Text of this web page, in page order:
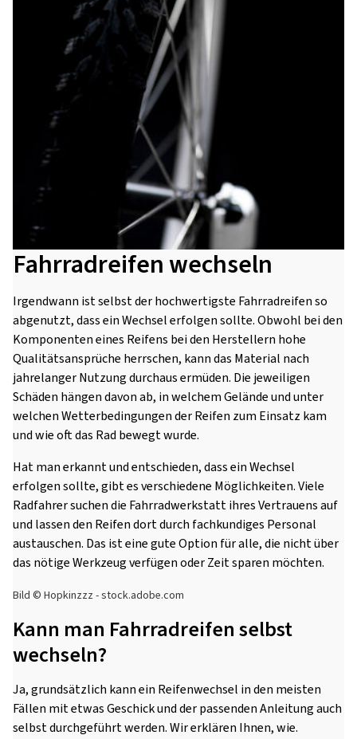
Fahrradreifen wechseln
Irgendwann ist selbst der hochwertigste Fahrradreifen so
abgenutzt, dass ein Wechsel erfolgen sollte. Obwohl bei den
Komponenten eines Reifens bei den Herstellern hohe
Qualitätsansprüche herrschen, kann das Material nach
jahrelanger Nutzung durchaus ermüden. Die jeweiligen
Schäden hängen davon ab, in welchem Gelände und unter
welchen Wetterbedingungen der Reifen zum Einsatz kam
und wie oft das Rad bewegt wurde.
Hat man erkannt und entschieden, dass ein Wechsel
erfolgen sollte, gibt es verschiedene Möglichkeiten. Viele
Radfahrer suchen die Fahrradwerkstatt ihres Vertrauens auf
und lassen den Reifen dort durch fachkundiges Personal
austauschen. Das ist eine gute Option für alle, die nicht über
das nötige Werkzeug verfügen oder Zeit sparen möchten.
Bild © Hopkinzzz - stock.adobe.com
Kann man Fahrradreifen selbst
wechseln?
Ja, grundsätzlich kann ein Reifenwechsel in den meisten
Fällen mit etwas Geschick und der passenden Anleitung auch
selbst durchgeführt werden. Wir erklären Ihnen, wie.